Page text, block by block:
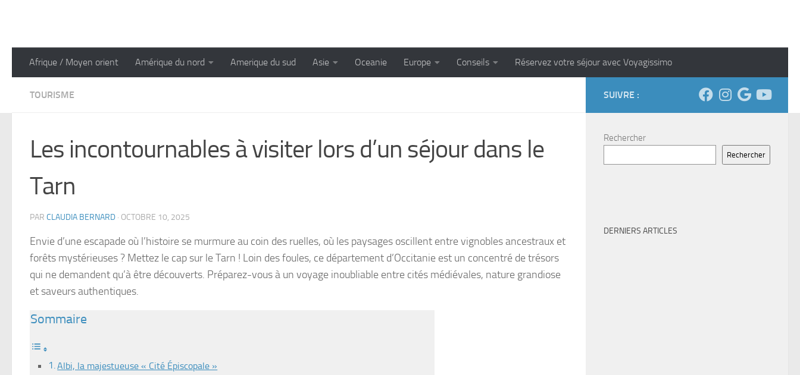
Afrique / Moyen orient Amérique du nord Amerique du sud Asie Oceanie Europe Conseils Réservez votre séjour avec Voyagissimo
TOURISME
Les incontournables à visiter lors d’un séjour dans le
Tarn
PAR CLAUDIA BERNARD · OCTOBRE 10, 2025
Envie d’une escapade où l’histoire se murmure au coin des ruelles, où les paysages oscillent entre vignobles ancestraux et
forêts mystérieuses ? Mettez le cap sur le Tarn ! Loin des foules, ce département d’Occitanie est un concentré de trésors
qui ne demandent qu’à être découverts. Préparez-vous à un voyage inoubliable entre cités médiévales, nature grandiose
et saveurs authentiques.
Sommaire
Albi, la majestueuse « Cité Épiscopale »
SUIVRE :
Rechercher
Rechercher
DERNIERS ARTICLES